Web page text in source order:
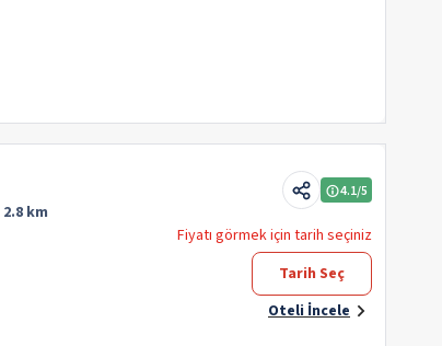
2.8 km
4.1/5
Fiyatı görmek için tarih seçiniz
Tarih Seç
Oteli İncele